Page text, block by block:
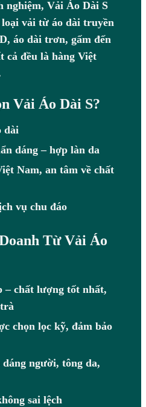
nghiệm, Vải Áo Dài S
loại vải từ áo dài truyền
áo dài trơn, gấm đến
cả đều là hàng Việt
Vải Áo Dài S?
dài
dáng – hợp làn da
Nam, an tâm về chất
vụ chu đáo
Từ Vải Áo
– chất lượng tốt nhất,
chọn lọc kỹ, đảm bảo
người, tông da,
sai lệch